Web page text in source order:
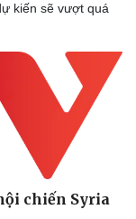
kiến sẽ vượt quá
chiến Syria